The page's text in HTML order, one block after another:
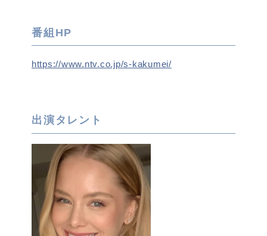
番組HP
https://www.ntv.co.jp/s-kakumei/
出演タレント